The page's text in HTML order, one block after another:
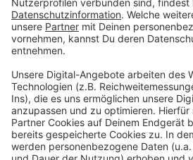
stationären Termine und
Notfallversorgung sei aber
einer Mitteilung.
Anzeige